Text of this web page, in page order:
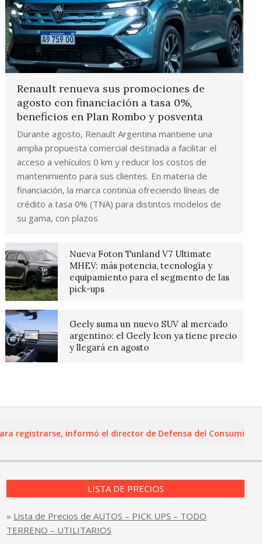
Renault renueva sus promociones de
agosto con financiación a tasa 0%,
beneficios en Plan Rombo y posventa
Durante agosto, Renault Argentina mantiene una
amplia propuesta comercial destinada a facilitar el
acceso a vehículos 0 km y reducir los costos de
mantenimiento para sus clientes. En materia de
financiación, la marca continúa ofreciendo líneas de
crédito a tasa 0% (TNA) para distintos modelos de
su gama, con plazos
Nueva Foton Tunland V7 Ultimate
MHEV: más potencia, tecnología y
equipamiento para el segmento de las
pick-ups
Geely suma un nuevo SUV al mercado
argentino: el Geely Icon ya tiene precio
y llegará en agosto
informó el director de Defensa del Consumidor y
LISTA DE PRECIOS
» Lista de Precios de AUTOS – PICK UPS – TODO
TERRENO – UTILITARIOS